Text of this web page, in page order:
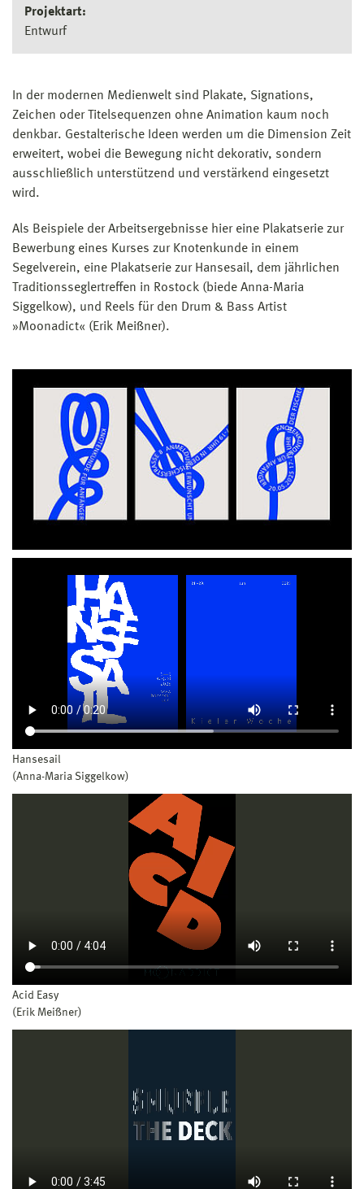
Projektart:
Entwurf
In der modernen Medienwelt sind Plakate, Signations,
Zeichen oder Titelsequenzen ohne Animation kaum noch
denkbar. Gestalterische Ideen werden um die Dimension Zeit
erweitert, wobei die Bewegung nicht dekorativ, sondern
ausschließlich unterstützend und verstärkend eingesetzt
wird.
Als Beispiele der Arbeitsergebnisse hier eine Plakatserie zur
Bewerbung eines Kurses zur Knotenkunde in einem
Segelverein, eine Plakatserie zur Hansesail, dem jährlichen
Traditionsseglertreffen in Rostock (biede Anna-Maria
Siggelkow), und Reels für den Drum & Bass Artist
»Moonadict« (Erik Meißner).
Hansesail
(Anna-Maria Siggelkow)
Acid Easy
(Erik Meißner)